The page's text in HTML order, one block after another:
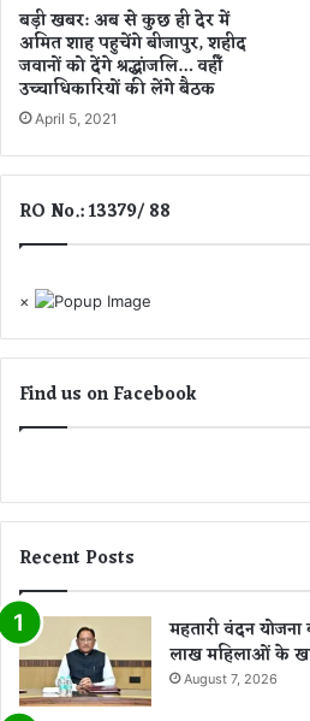
ला
श
बड़ी खबर: अब से कुछ ही देर में
अमित शाह पहुचेंगे बीजापुर, शहीद
जवानों को देंगे श्रद्धांजलि… वहीँ
उच्चाधिकारियों की लेंगे बैठक
April 5, 2021
RO No.: 13379/ 88
×
Find us on Facebook
Recent Posts
महतारी वंदन
लाख महिलाओं के
August 7, 2026